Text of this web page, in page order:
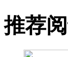
推荐